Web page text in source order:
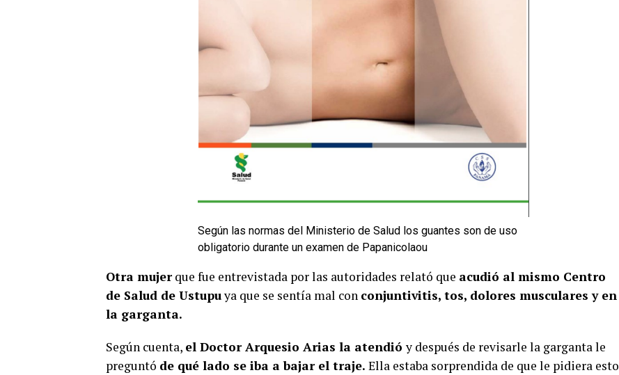
Según las normas del Ministerio de Salud los guantes son de uso
obligatorio durante un examen de Papanicolaou
Otra mujerque fue entrevistada por las autoridades relató que acudió al mismo Centro
de Salud de Ustupuya que se sentía mal con conjuntivitis, tos, dolores musculares y en
la garganta.
Según cuenta, el Doctor Arquesio Arias la atendióy después de revisarle la garganta le
preguntó de qué lado se iba a bajar el traje. Ella estaba sorprendida de que le pidiera esto